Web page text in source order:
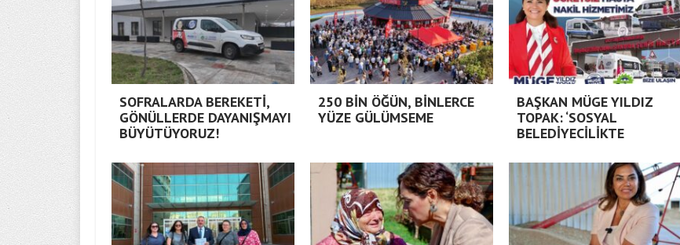
SOFRALARDA BEREKETİ,
GÖNÜLLERDE DAYANIŞMAYI
BÜYÜTÜYORUZ!
250 BİN ÖĞÜN, BİNLERCE
YÜZE GÜLÜMSEME
BAŞKAN MÜGE YILDIZ
TOPAK: ‘SOSYAL
BELEDİYECİLİKTE